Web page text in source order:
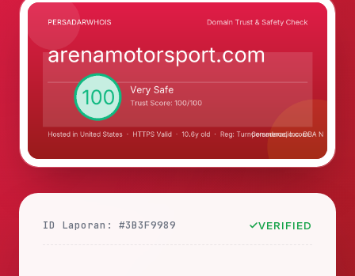
ID Laporan: #3B3F9989 VERIFIED